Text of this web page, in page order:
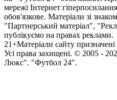
мережі Інтернет
обов'язкове. Матеріали зі
"Партнерський матеріал",
публікуємо на правах реклами.
21+Матеріали сайту
Усi права захищенi. © 2005 -
Люкс". "Футбол 24".